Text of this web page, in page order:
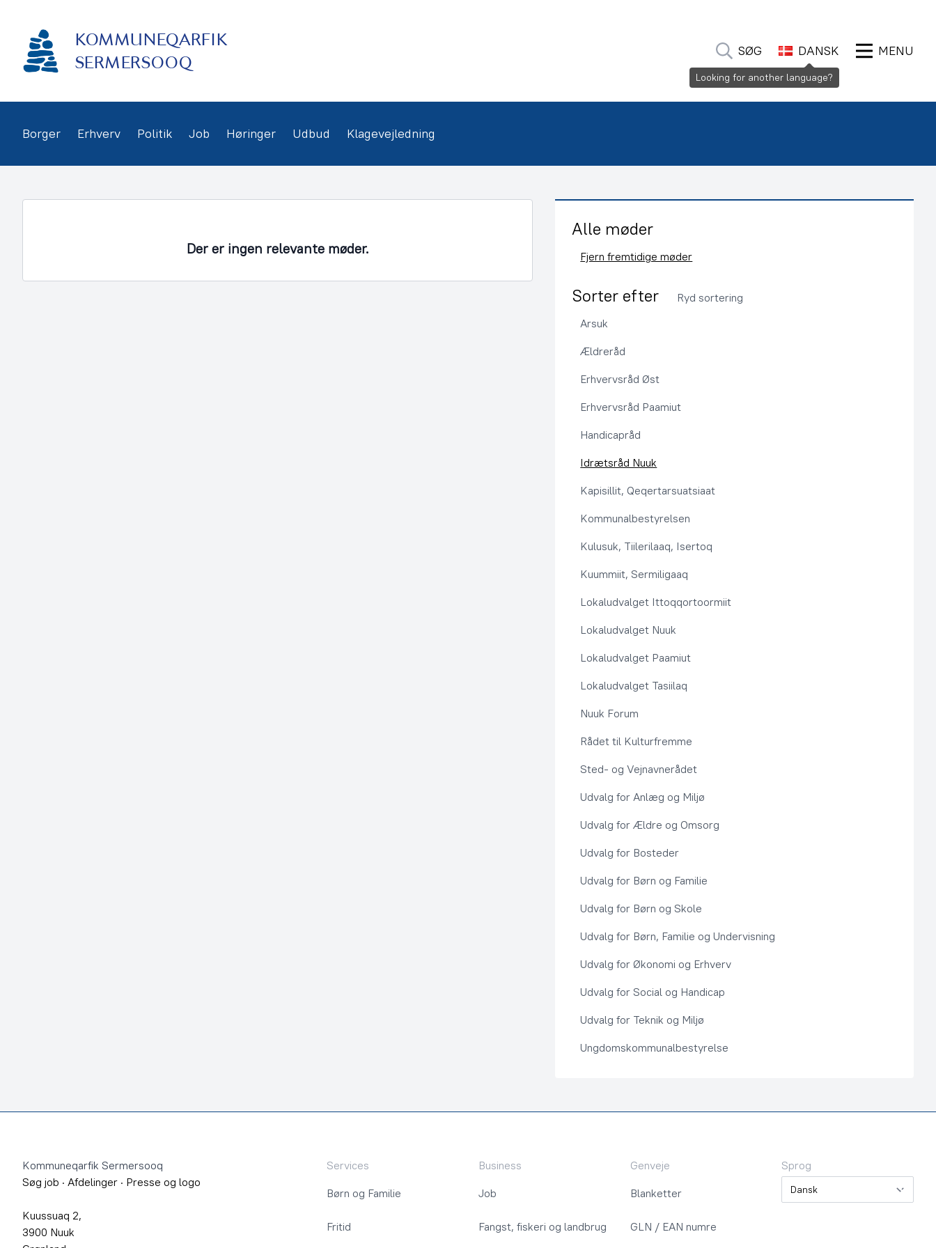
indhold
KOMMUNEQARFIK
SERMERSOOQ
SØG DANSK MENU
Borger Erhverv Politik Job Høringer Udbud Klagevejledning
Der er ingen relevante møder.
Alle møder
Fjern fremtidige møder
Sorter efter
Ryd sortering
Arsuk
Ældreråd
Erhvervsråd Øst
Erhvervsråd Paamiut
Handicapråd
Idrætsråd Nuuk
Kapisillit, Qeqertarsuatsiaat
Kommunalbestyrelsen
Kulusuk, Tiilerilaaq, Isertoq
Kuummiit, Sermiligaaq
Lokaludvalget Ittoqqortoormiit
Lokaludvalget Nuuk
Lokaludvalget Paamiut
Lokaludvalget Tasiilaq
Nuuk Forum
Rådet til Kulturfremme
Sted- og Vejnavnerådet
Udvalg for Anlæg og Miljø
Udvalg for Ældre og Omsorg
Udvalg for Bosteder
Udvalg for Børn og Familie
Udvalg for Børn og Skole
Udvalg for Børn, Familie og Undervisning
Udvalg for Økonomi og Erhverv
Udvalg for Social og Handicap
Udvalg for Teknik og Miljø
Ungdomskommunalbestyrelse
Kommuneqarfik Sermersooq
Søg job · Afdelinger · Presse og logo
Kuussuaq 2,
3900 Nuuk
Services
Børn og Familie
Fritid
Business
Job
Fangst, fiskeri og landbrug
Genveje
Blanketter
GLN / EAN numre
Sprog
Sprog
Looking for another language?